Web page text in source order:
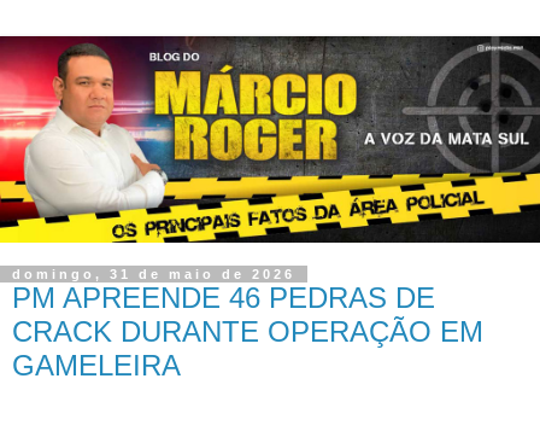
domingo, 31 de maio de 2026
PM APREENDE 46 PEDRAS DE
CRACK DURANTE OPERAÇÃO EM
GAMELEIRA